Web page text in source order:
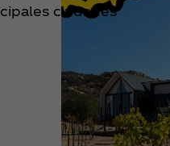
ciudades